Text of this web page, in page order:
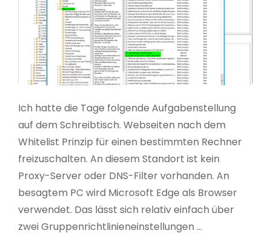
Ich hatte die Tage folgende Aufgabenstellung
auf dem Schreibtisch. Webseiten nach dem
Whitelist Prinzip für einen bestimmten Rechner
freizuschalten. An diesem Standort ist kein
Proxy-Server oder DNS-Filter vorhanden. An
besagtem PC wird Microsoft Edge als Browser
verwendet. Das lässt sich relativ einfach über
zwei Gruppenrichtlinieneinstellungen …